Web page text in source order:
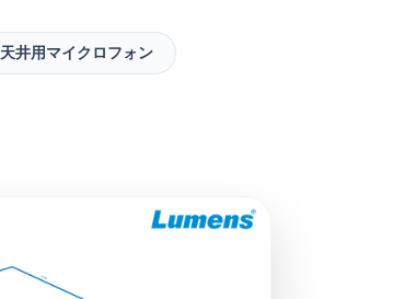
天井用マイクロフォン